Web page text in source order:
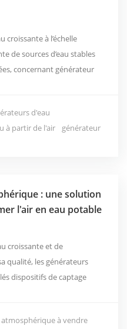
croissante à l’échelle
de sources d’eau stables
concernant générateur
des applications dans
d'eau
à partir de l'air
générateur
: une solution
l'air en eau potable
croissante et de
qualité, les générateurs
dispositifs de captage
reculées, grâce à leurs
à vendre